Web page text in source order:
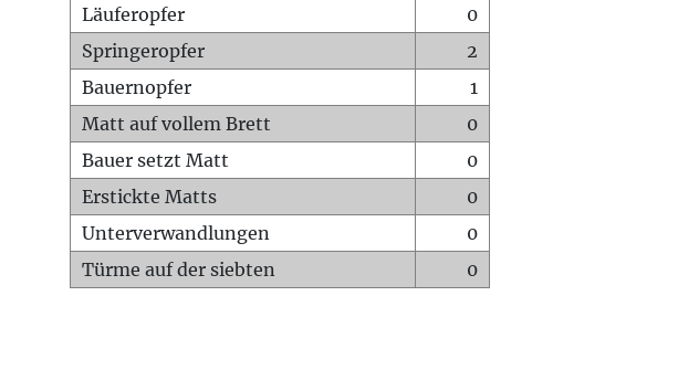
Läuferopfer
0
Springeropfer
2
Bauernopfer
1
Matt auf vollem Brett
0
Bauer setzt Matt
0
Erstickte Matts
0
Unterverwandlungen
0
Türme auf der siebten
0